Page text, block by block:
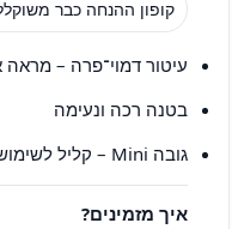
קופון ההנחה כבר
עיטור דמוי־פרה – מראה
בטנה רכה ונעימה
גובה Mini – קליל לשימוש יומיומי
איך מזמינים?